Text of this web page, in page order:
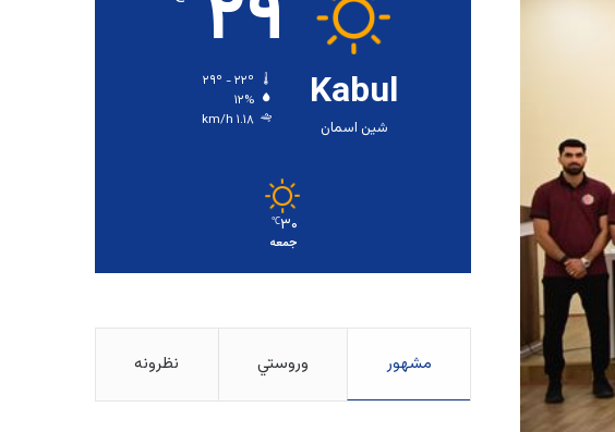
Kabul
شین اسمان
۱۲%
۱.۱۸ km/h
۳۰℃
جمعه
مشهور وروستي نظرونه